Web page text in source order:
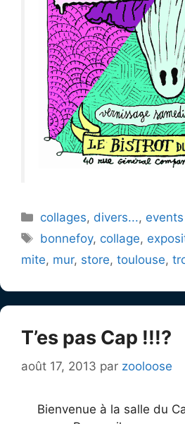
Catégories
collages, divers..., events
Étiquettes
bonnefoy, collage,
mite, mur, store, toulouse,
T’es pas Cap !!!?
août 17, 2013 par zooloose
Bienvenue à la salle du